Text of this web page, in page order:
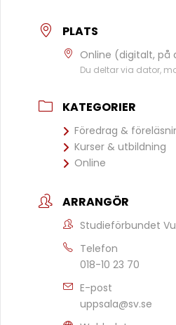
PLATS
Online (digitalt, på
Du deltar via dator,
KATEGORIER
Föredrag &
Kurser & utbildning
Online
ARRANGÖR
Studieförbundet
Telefon
018-10 23 70
E-post
uppsala@sv.se